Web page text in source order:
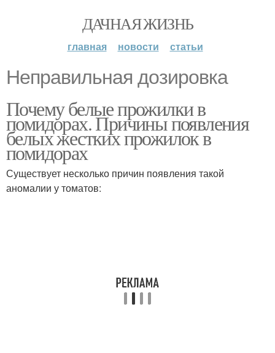
ДАЧНАЯ ЖИЗНЬ
главная новости статьи
Неправильная дозировка
Почему белые прожилки в
помидорах. Причины появления
белых жестких прожилок в
помидорах
Существует несколько причин появления такой
аномалии у томатов: